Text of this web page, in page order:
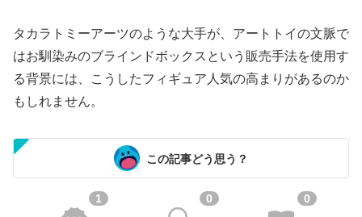
タカラトミーアーツのような大手が、アートトイの文脈で
はお馴染みのブラインドボックスという販売手法を使用す
る背景には、こうしたフィギュア人気の高まりがあるのか
もしれません。
この記事どう思う？
1 0 0